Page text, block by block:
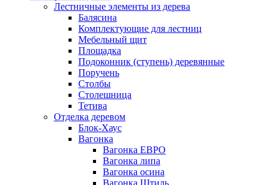
Лестничные элементы из дерева
Балясина
Комплектующие для лестниц
Мебельный щит
Площадка
Подоконник (ступень) деревянные
Поручень
Столбы
Столешница
Тетива
Отделка деревом
Блок-Хаус
Вагонка
Вагонка ЕВРО
Вагонка липа
Вагонка осина
Вагонка Штиль